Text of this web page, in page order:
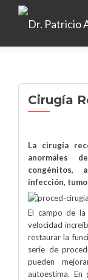
Cirugía
La cirugía
anormales
congénitos,
infección,
El campo de la
velocidad
restaurar la
serie de
pueden
autoestima. En